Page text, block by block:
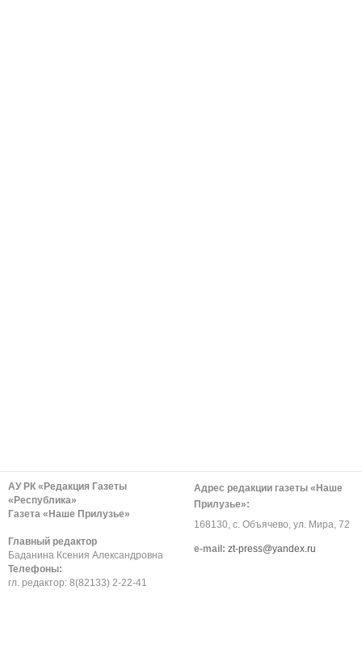
АУ РК «Редакция Газеты
«Республика»
Газета «Наше Прилузье»
Главный редактор
Баданина Ксения Александровна
Телефоны:
гл. редактор: 8(82133) 2-22-41
Адрес редакции газеты «Наше
Прилузье»:
168130, с. Объячево, ул. Мира, 72
е-mail: zt-press@yandex.ru